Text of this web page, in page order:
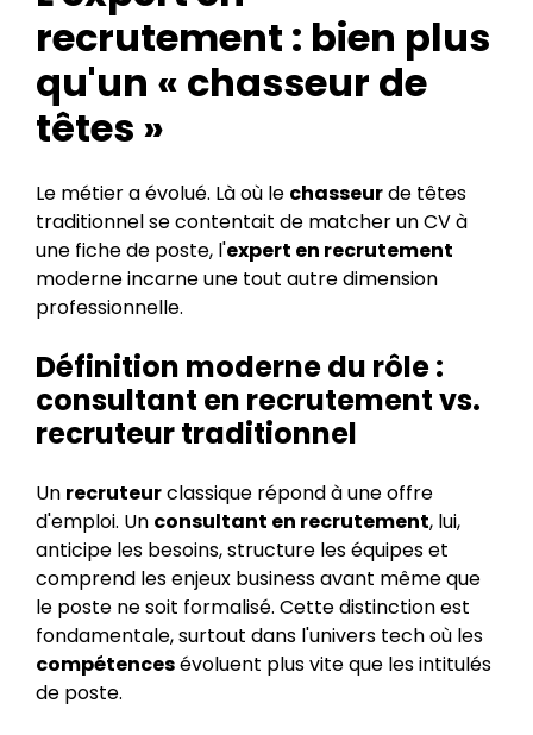
recrutement : bien plus
qu'un « chasseur de
têtes »
Le métier a évolué. Là où le chasseurde têtes
traditionnel se contentait de matcher un CV à
une fiche de poste, l'expert en recrutement
moderne incarne une tout autre dimension
professionnelle.
Définition moderne du rôle :
consultant en recrutement vs.
recruteur traditionnel
Un recruteurclassique répond à une offre
d'emploi. Un consultant en recrutement, lui,
anticipe les besoins, structure les équipes et
comprend les enjeux business avant même que
le poste ne soit formalisé. Cette distinction est
fondamentale, surtout dans l'univers tech où les
compétencesévoluent plus vite que les intitulés
de poste.